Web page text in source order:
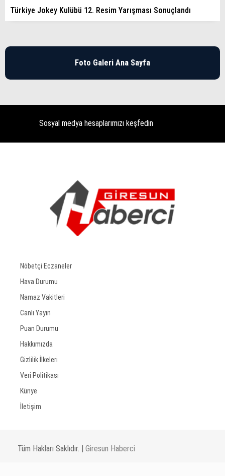
Türkiye Jokey Kulübü 12. Resim Yarışması Sonuçlandı
Foto Galeri Ana Sayfa
Sosyal medya hesaplarımızı keşfedin
Nöbetçi Eczaneler
Hava Durumu
Namaz Vakitleri
Canlı Yayın
Puan Durumu
Hakkımızda
Gizlilik İlkeleri
Veri Politikası
Künye
İletişim
Tüm Hakları Saklıdır. | Giresun Haberci